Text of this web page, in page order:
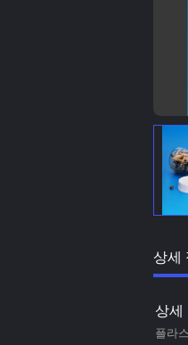
상세
상세
플라